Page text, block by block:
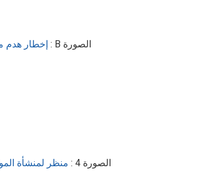
الصورة B
:إخطار هدم
الصورة4
: منظر لمنشأة